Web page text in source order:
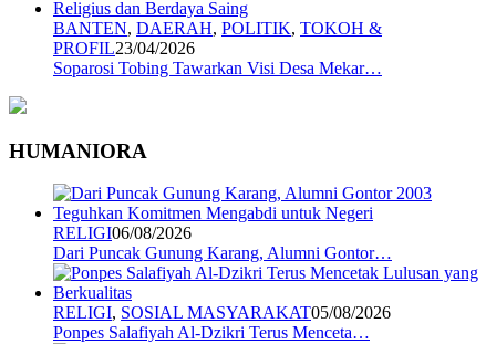
BANTEN, DAERAH, POLITIK, TOKOH &
PROFIL23/04/2026
Soparosi Tobing Tawarkan Visi Desa Mekar…
HUMANIORA
RELIGI06/08/2026
Dari Puncak Gunung Karang, Alumni Gontor…
RELIGI, SOSIAL MASYARAKAT05/08/2026
Ponpes Salafiyah Al-Dzikri Terus Menceta…